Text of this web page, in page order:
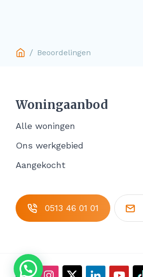
/ Beoordelingen
Woningaanbod
Alle woningen
Ons werkgebied
Aangekocht
0513 46 01 01